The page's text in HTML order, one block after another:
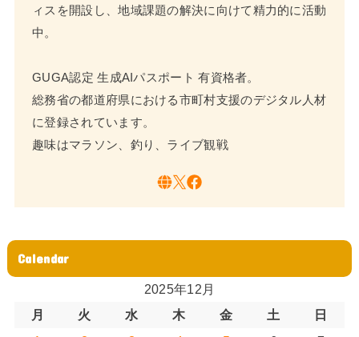
ィスを開設し、地域課題の解決に向けて精力的に活動
中。
GUGA認定 生成AIパスポート 有資格者。
総務省の都道府県における市町村支援のデジタル人材
に登録されています。
趣味はマラソン、釣り、ライブ観戦
Calendar
2025年12月
月
火 水 木 金 土
日